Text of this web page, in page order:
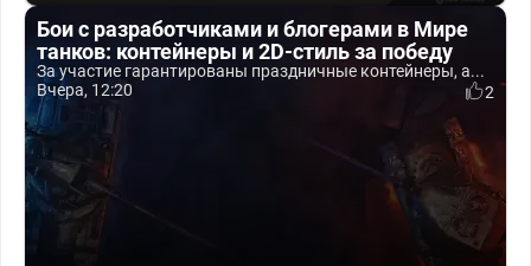
Бои с разработчиками и блогерами в Мире
танков: контейнеры и 2D-стиль за победу
За участие гарантированы праздничные контейнеры, а...
Вчера, 12:20
2